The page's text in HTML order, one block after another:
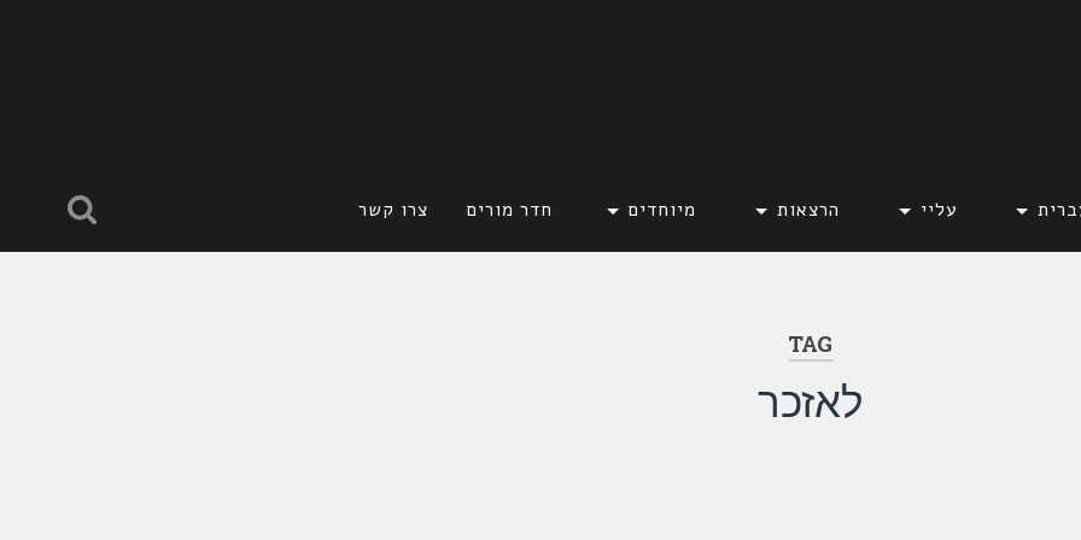
עליי הרצאות מיוחדים חדר מורים צרו קשר
TAG
לאזכר